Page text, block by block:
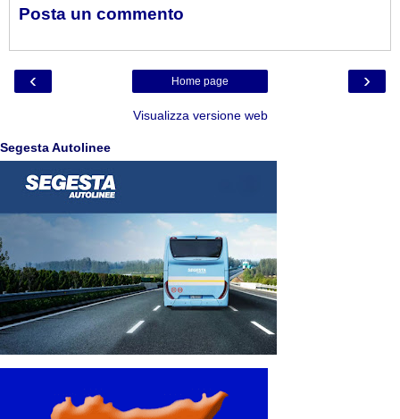
Posta un commento
‹ ›
Home page
Visualizza versione web
Segesta Autolinee